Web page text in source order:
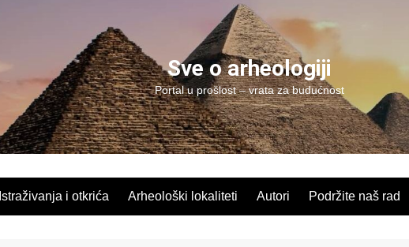
Sve o arheologiji
Portal u prošlost – vrata za budućnost
Istraživanja i otkrića Arheološki lokaliteti Autori Podržite naš rad